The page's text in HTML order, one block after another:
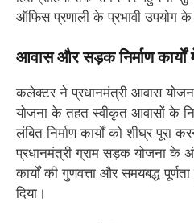
ऑफिस प्रणाली के प्रभावी उपयोग के
आवास और सड़क निर्माण कार्यों
कलेक्टर ने प्रधानमंत्री आवास
योजना के तहत स्वीकृत आवासों के
लंबित निर्माण कार्यों को शीघ्र पूरा
प्रधानमंत्री ग्राम सड़क योजना के
कार्यों की गुणवत्ता और समयबद्ध
दिया।